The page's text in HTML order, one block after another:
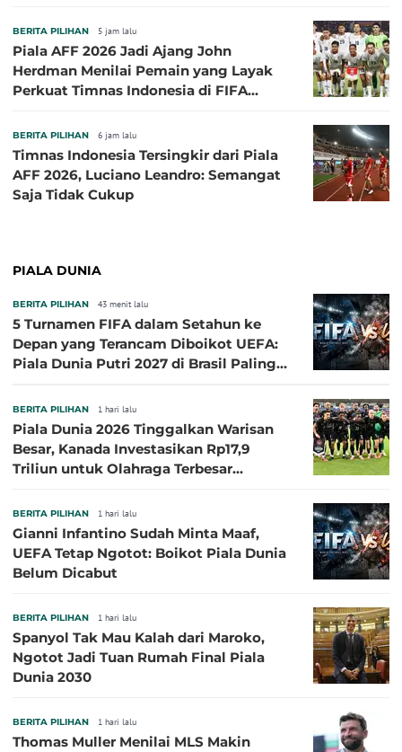
BERITA PILIHAN 5 jam lalu
Piala AFF 2026 Jadi Ajang John
Herdman Menilai Pemain yang Layak
Perkuat Timnas Indonesia di FIFA
BERITA PILIHAN 6 jam lalu
Timnas Indonesia Tersingkir dari Piala
AFF 2026, Luciano Leandro: Semangat
Saja Tidak Cukup
PIALA DUNIA
BERITA PILIHAN 43 menit lalu
5 Turnamen FIFA dalam Setahun ke
Depan yang Terancam Diboikot UEFA:
Piala Dunia Putri 2027 di Brasil Paling
BERITA PILIHAN 1 hari lalu
Piala Dunia 2026 Tinggalkan Warisan
Besar, Kanada Investasikan Rp17,9
Triliun untuk Olahraga Terbesar
BERITA PILIHAN 1 hari lalu
Gianni Infantino Sudah Minta Maaf,
UEFA Tetap Ngotot: Boikot Piala Dunia
Belum Dicabut
BERITA PILIHAN 1 hari lalu
Spanyol Tak Mau Kalah dari Maroko,
Ngotot Jadi Tuan Rumah Final Piala
Dunia 2030
BERITA PILIHAN 1 hari lalu
Thomas Muller Menilai MLS Makin